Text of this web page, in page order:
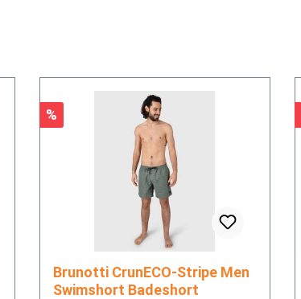
Rabatt
%
Brunotti CrunECO-Stripe Men
Swimshort Badeshort